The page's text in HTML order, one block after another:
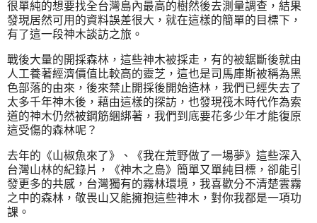
很單純的想要找全台灣島內最高的樹然後去測量調查，結果
發現居然可用的資料誤差很大，就在這樣的簡單的目標下，
有了這一段神木談訪之旅。
戰後大量的開採森林，這些神木被採走，有的被鋸斷後就由
人工養著經濟價值比較高的靈芝，這也是司馬庫斯被稱為黑
色部落的由來，後來禁止開採後開始造林，我們已經失去了
太多千年神木後，藉由這樣的探訪，也發現筏木時代作為索
道的神木仍然被鋼筋綑綁著，我們到底要花多少年才能復原
這受傷的森林呢？
去年的《山椒魚來了》、《我在荒野做了一場夢》這些深入
台灣山林的紀錄片，《神木之島》簡單又單純目標，卻能引
發更多的共感，台灣獨有的霧林環境，我喜歡分不清楚雲霧
之中的森林，敬畏山又能擁抱這些神木，對你我都是一項功
課。